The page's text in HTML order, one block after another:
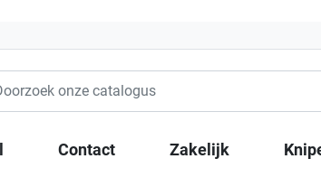
Contact Zakelijk